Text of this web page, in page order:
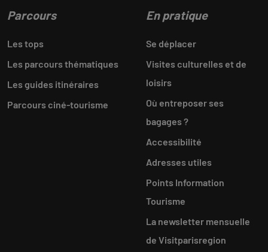
Parcours
Les tops
Les parcours thématiques
Les guides itinéraires
Parcours ciné-tourisme
En pratique
Se déplacer
Visites culturelles et de
loisirs
Où entreposer ses
bagages ?
Accessibilité
Adresses utiles
Points Information
Tourisme
La newsletter mensuelle
de Visitparisregion